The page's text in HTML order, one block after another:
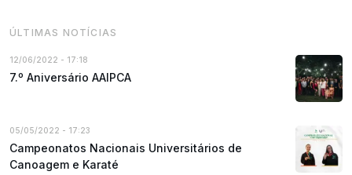
ÚLTIMAS NOTÍCIAS
7.º Aniversário AAIPCA
12/06/2022 - 17:18
Campeonatos Nacionais Universitários de
Canoagem e Karaté
05/05/2022 - 17:23